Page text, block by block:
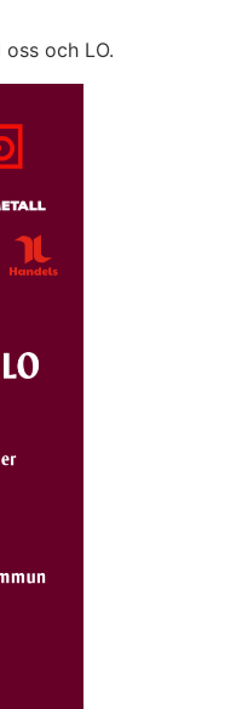
och LO.